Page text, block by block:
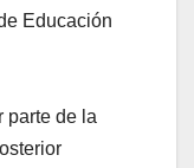
Educación
parte de la